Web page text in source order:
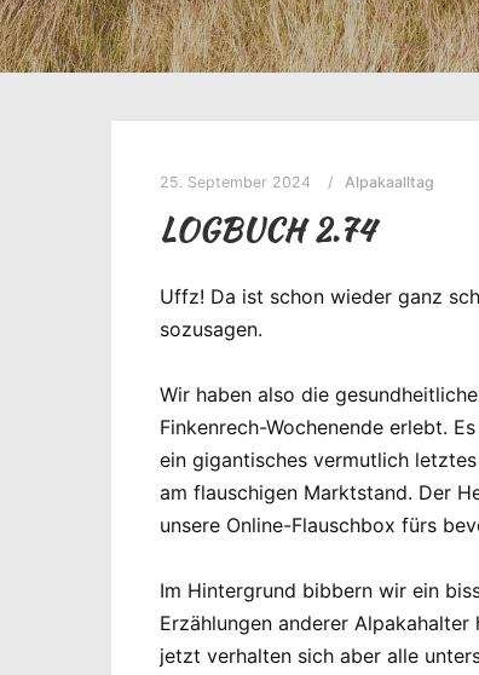
25. September 2024 Alpakaalltag
LOGBUCH 2.74
Uffz! Da ist schon wieder ganz
sozusagen.
Wir haben also die
Finkenrech-Wochenende erlebt.
ein gigantisches vermutlich
am flauschigen Marktstand. Der
unsere Online-Flauschbox fürs
Im Hintergrund bibbern wir ein
Erzählungen anderer
jetzt verhalten sich aber alle